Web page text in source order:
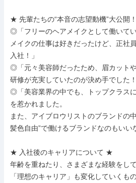
★ 先輩たちの“本音の志望動機”大公開
◎「フリーのヘアメイクとして働いてい
メイクの仕事は好きだったけど、正社
入社！」
◎「元々美容師だったため、眉カットや
研修が充実していたのが決め手でした！
◎「美容業界の中でも、トップクラス
を惹かれました。
また、アイブロウリストのブランドの
髪色自由”で働けるブランドなのもいい
★ 入社後のキャリアについて ★
年齢を重ねたり、さまざまな経験をして
「理想のキャリア」も変化していくもの